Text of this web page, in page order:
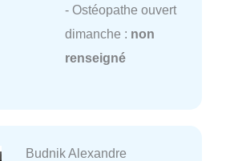
- Ostéopathe ouvert
dimanche : non
renseigné
Budnik Alexandre